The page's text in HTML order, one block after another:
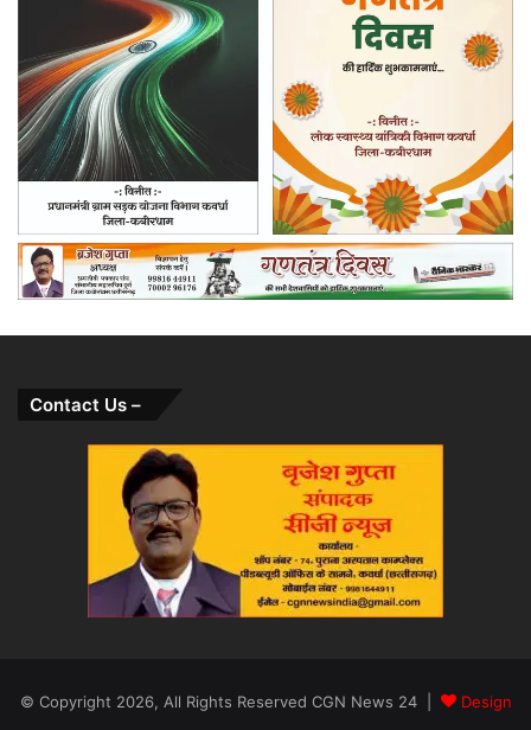
Contact Us –
© Copyright 2026, All Rights Reserved CGN News 24 | Design